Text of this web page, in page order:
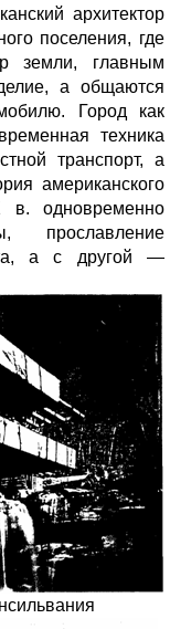
архитектор
поселения, где
земли, главным
а общаются
Город как
техника
транспорт, а
американского
в. одновременно
прославление
а с другой —